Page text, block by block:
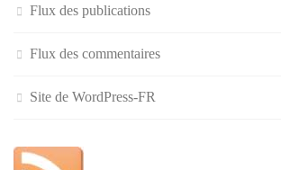
Flux des publications
Flux des commentaires
Site de WordPress-FR